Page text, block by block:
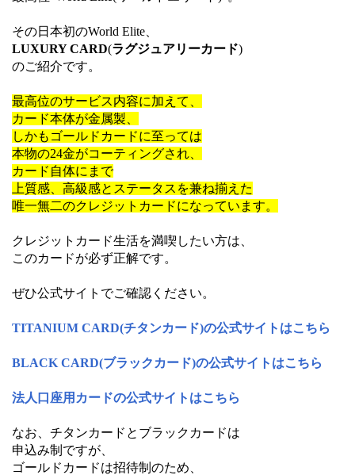
その日本初のWorld Elite、
LUXURY CARD(ラグジュアリーカード)
のご紹介です。
最高位のサービス内容に加えて、
カード本体が金属製、
しかもゴールドカードに至っては
本物の24金がコーティングされ、
カード自体にまで
上質感、高級感とステータスを兼ね揃えた
唯一無二のクレジットカードになっています。
クレジットカード生活を満喫したい方は、
このカードが必ず正解です。
ぜひ公式サイトでご確認ください。
TITANIUM CARD(チタンカード)の公式サイトはこちら
BLACK CARD(ブラックカード)の公式サイトはこちら
法人口座用カードの公式サイトはこちら
なお、チタンカードとブラックカードは
申込み制ですが、
ゴールドカードは招待制のため、